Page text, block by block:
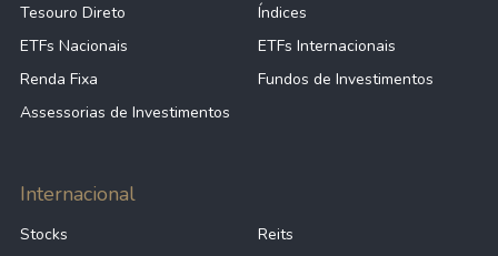
Tesouro Direto
Índices
ETFs Nacionais
ETFs Internacionais
Renda Fixa
Fundos de Investimentos
Assessorias de Investimentos
Internacional
Stocks
Reits